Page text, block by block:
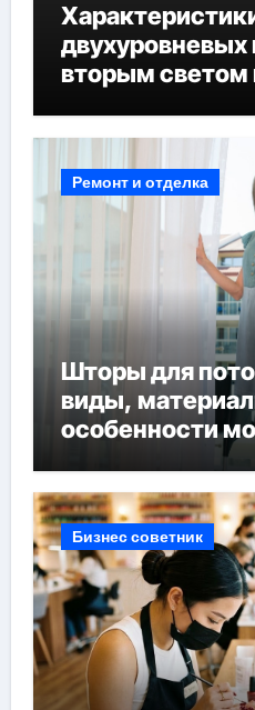
двухуровневых
вторым светом
Ремонт и отделка
Шторы для
виды,
особенности
Бизнес советник